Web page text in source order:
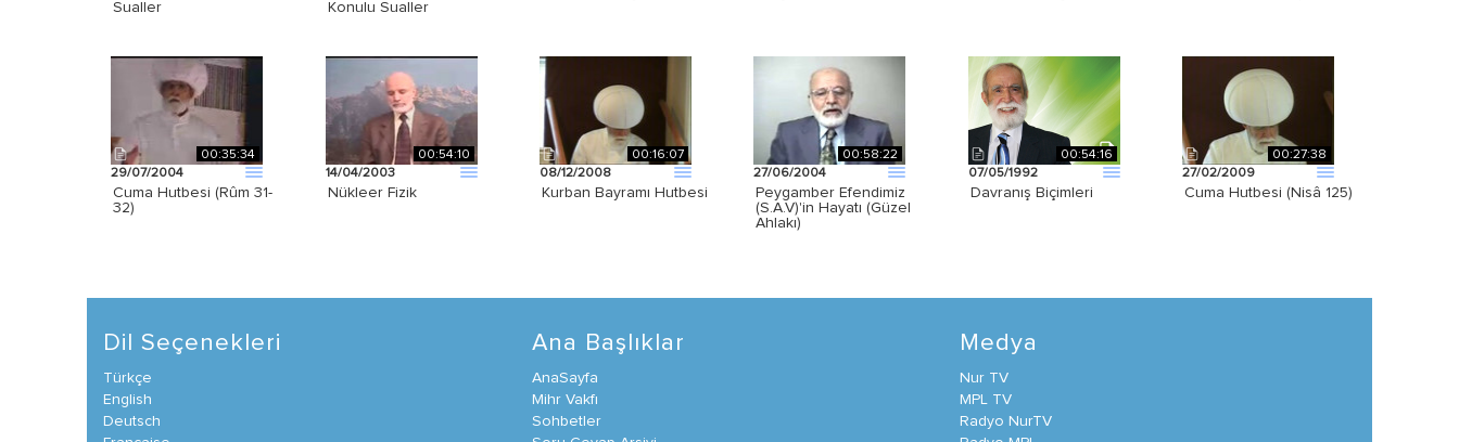
Sualler
Konulu Sualler
00:35:34
29/07/2004
Cuma Hutbesi (Rûm 31-
32)
00:54:10
14/04/2003
Nükleer Fizik
00:16:07
08/12/2008
Kurban Bayramı Hutbesi
00:58:22
27/06/2004
Peygamber Efendimiz
(S.A.V)'in Hayatı (Güzel
Ahlakı)
00:54:16
07/05/1992
Davranış Biçimleri
00:27:38
27/02/2009
Cuma Hutbesi (Nisâ 125)
Dil Seçenekleri
Türkçe
English
Deutsch
Ana Başlıklar
AnaSayfa
Mihr Vakfı
Sohbetler
Medya
Nur TV
MPL TV
Radyo NurTV